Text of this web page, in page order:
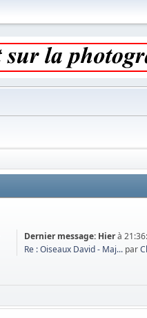
Dernier message: Hierà
Re : Oiseaux David - Maj... par